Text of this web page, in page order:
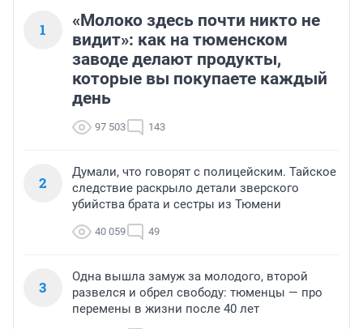
1
«Молоко здесь почти никто не
видит»: как на тюменском
заводе делают продукты,
которые вы покупаете каждый
день
97 503 143
2
Думали, что говорят с полицейским. Тайское
следствие раскрыло детали зверского
убийства брата и сестры из Тюмени
40 059 49
3
Одна вышла замуж за молодого, второй
развелся и обрел свободу: тюменцы — про
перемены в жизни после 40 лет